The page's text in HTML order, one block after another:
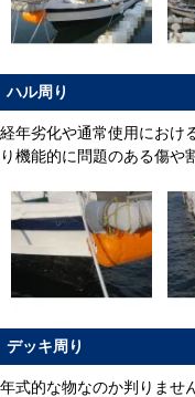
ハル周り
経年劣化や通常使用におけ
り機能的に問題のある傷や
デッキ周り
年式的な物なのか判りませ